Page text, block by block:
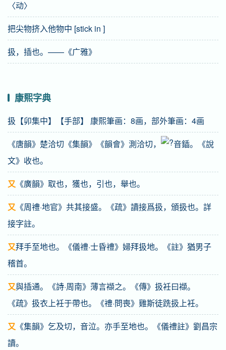
〈动〉
把尖物挤入他物中 [stick in ]
扱，插也。——《广雅》
康熙字典
扱【卯集中】【手部】 康熙筆画：8画，部外筆画：4画
《唐韻》楚洽切《集韻》《韻會》測洽切，
音鍤。《說
文》收也。
又 《廣韻》取也，獲也，引也，舉也。
又 《周禮·地官》共其接盛。《疏》讀接爲扱，頒扱也。詳
接字註。
又拜手至地也。《儀禮·士昏禮》婦拜扱地。《註》猶男子
稽首。
又與插通。《詩·周南》薄言襭之。《傳》扱衽曰襭。
《疏》扱衣上衽于帶也。《禮·問喪》雞斯徒跣扱上衽。
又 《集韻》乞及切，音泣。亦手至地也。《儀禮註》劉昌宗
讀。